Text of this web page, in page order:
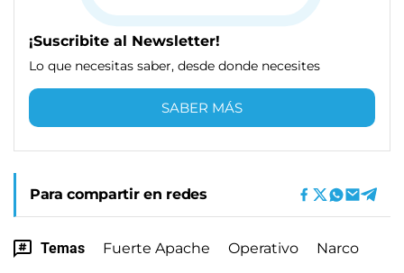
¡Suscribite al Newsletter!
Lo que necesitas saber, desde donde necesites
SABER MÁS
Para compartir en redes
Temas Fuerte Apache Operativo Narco